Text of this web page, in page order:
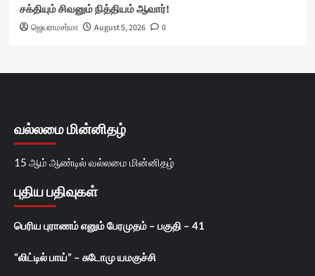
சக்தியும் சிவனும் நித்தியம் ஆவார்!
ஜெயராமசர்மா August 5, 2026 0
வல்லமை மின்னிதழ்
15 ஆம் ஆண்டில் வல்லமை மின்னிதழ்
புதிய பதிவுகள்
பெரிய புராணம் எனும் பேரமுதம் – பகுதி – 41
“லிட்டில் பாய்” – சுடோமு யமகுச்சி